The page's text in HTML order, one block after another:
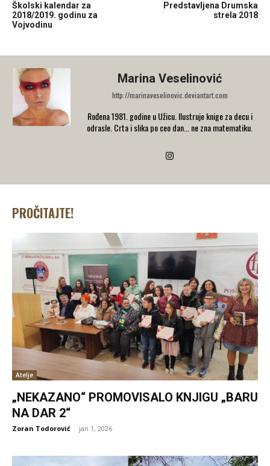
Školski kalendar za
2018/2019. godinu za
Vojvodinu
Predstavljena Drumska
strela 2018
Marina Veselinović
http://marinaveselinovic.deviantart.com
Rođena 1981. godine u Užicu. Ilustruje knige za decu i
odrasle. Crta i slika po ceo dan... ne zna matematiku.
PROČITAJTE!
Atelje
„NEKAZANO“ PROMOVISALO KNJIGU „BARU
NA DAR 2“
Zoran Todorović - jan 1, 2026